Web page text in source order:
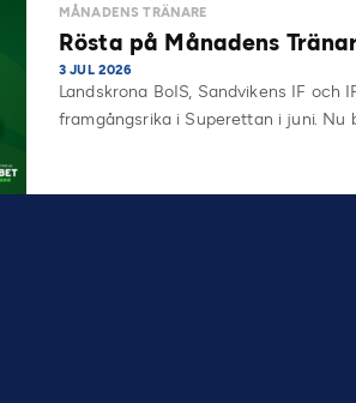
MÅNADENS TRÄNARE
Rösta på Månadens
3 JUL 2026
Landskrona BoIS, Sandvikens IF och
framgångsrika i Superettan i juni. Nu